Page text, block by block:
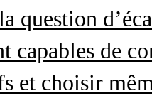
question
capables de
et choisir